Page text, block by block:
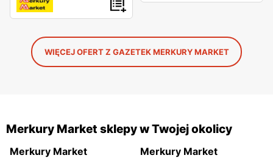
WIĘCEJ OFERT Z GAZETEK MERKURY MARKET
Merkury Market sklepy w Twojej okolicy
Merkury Market Merkury Market